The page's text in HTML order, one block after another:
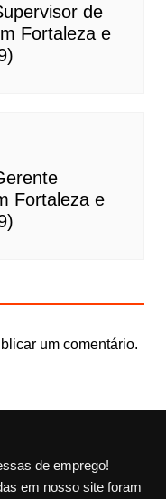
de
Fortaleza e
Fortaleza e
um comentário.
de emprego!
em nosso site foram